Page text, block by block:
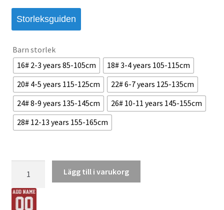
Storleksguiden
Barn storlek
16# 2-3 years 85-105cm
18# 3-4 years 105-115cm
20# 4-5 years 115-125cm
22# 6-7 years 125-135cm
24# 8-9 years 135-145cm
26# 10-11 years 145-155cm
28# 12-13 years 155-165cm
Barn
Hemmaställ
2025/26
Lägg till i varukorg